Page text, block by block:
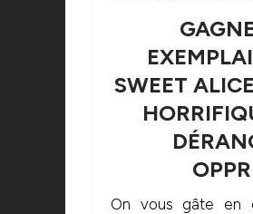
SWEET
On vous gâte en